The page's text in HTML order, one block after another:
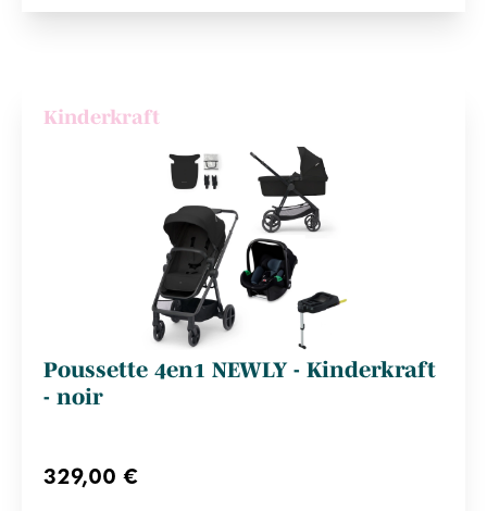
Kinderkraft
Poussette 4en1 NEWLY - Kinderkraft
- noir
329,00 €